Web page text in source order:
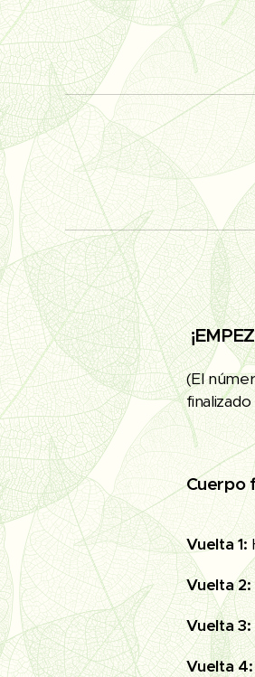
(El
Cuerpo
Vuelta 1:
Vuelta 2:
Vuelta 3:
Vuelta